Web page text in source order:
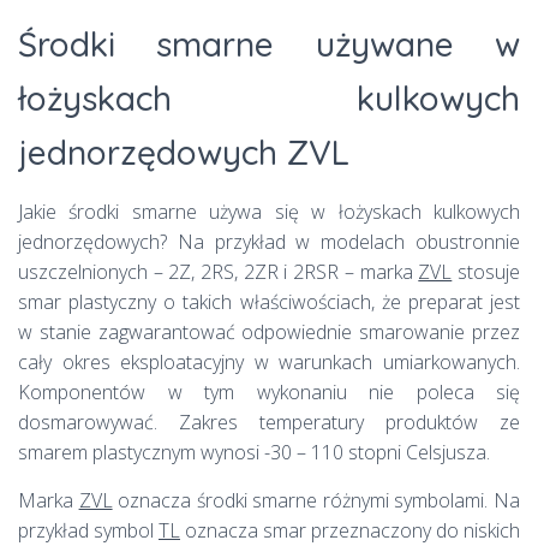
Środki smarne używane w
łożyskach kulkowych
jednorzędowych ZVL
Jakie środki smarne używa się w łożyskach kulkowych
jednorzędowych? Na przykład w modelach obustronnie
uszczelnionych – 2Z, 2RS, 2ZR i 2RSR – marka ZVL stosuje
smar plastyczny o takich właściwościach, że preparat jest
w stanie zagwarantować odpowiednie smarowanie przez
cały okres eksploatacyjny w warunkach umiarkowanych.
Komponentów w tym wykonaniu nie poleca się
dosmarowywać. Zakres temperatury produktów ze
smarem plastycznym wynosi -30 – 110 stopni Celsjusza.
Marka ZVLoznacza środki smarne różnymi symbolami. Na
przykład symbol TL oznacza smar przeznaczony do niskich